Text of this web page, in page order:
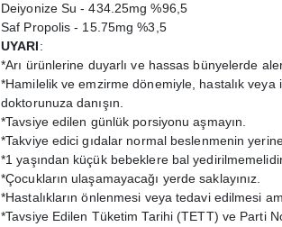
Deiyonize Su - 434.25mg %96,5
Saf Propolis - 15.75mg %3,5
UYARI:
*Arı ürünlerine duyarlı ve hassas bünyelerde
*Hamilelik ve emzirme dönemiyle, hastalık veya
doktorunuza danışın.
*Tavsiye edilen günlük porsiyonu aşmayın.
*Takviye edici gıdalar normal beslenmenin
*1 yaşından küçük bebeklere bal
*Çocukların ulaşamayacağı yerde saklayınız.
*Hastalıkların önlenmesi veya tedavi edilmesi
*Tavsiye Edilen Tüketim Tarihi (TETT) ve Parti